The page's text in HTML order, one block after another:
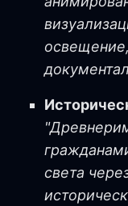
света